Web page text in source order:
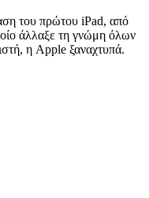
του πρώτου iPad, από
άλλαξε τη γνώμη όλων
η Apple ξαναχτυπά.